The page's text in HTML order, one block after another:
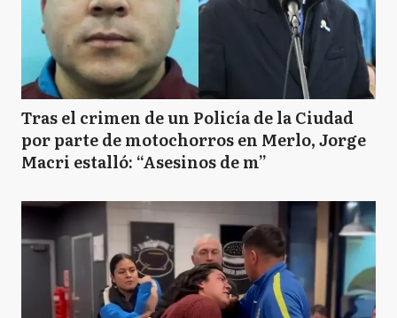
Tras el crimen de un Policía de la Ciudad
por parte de motochorros en Merlo, Jorge
Macri estalló: “Asesinos de m”